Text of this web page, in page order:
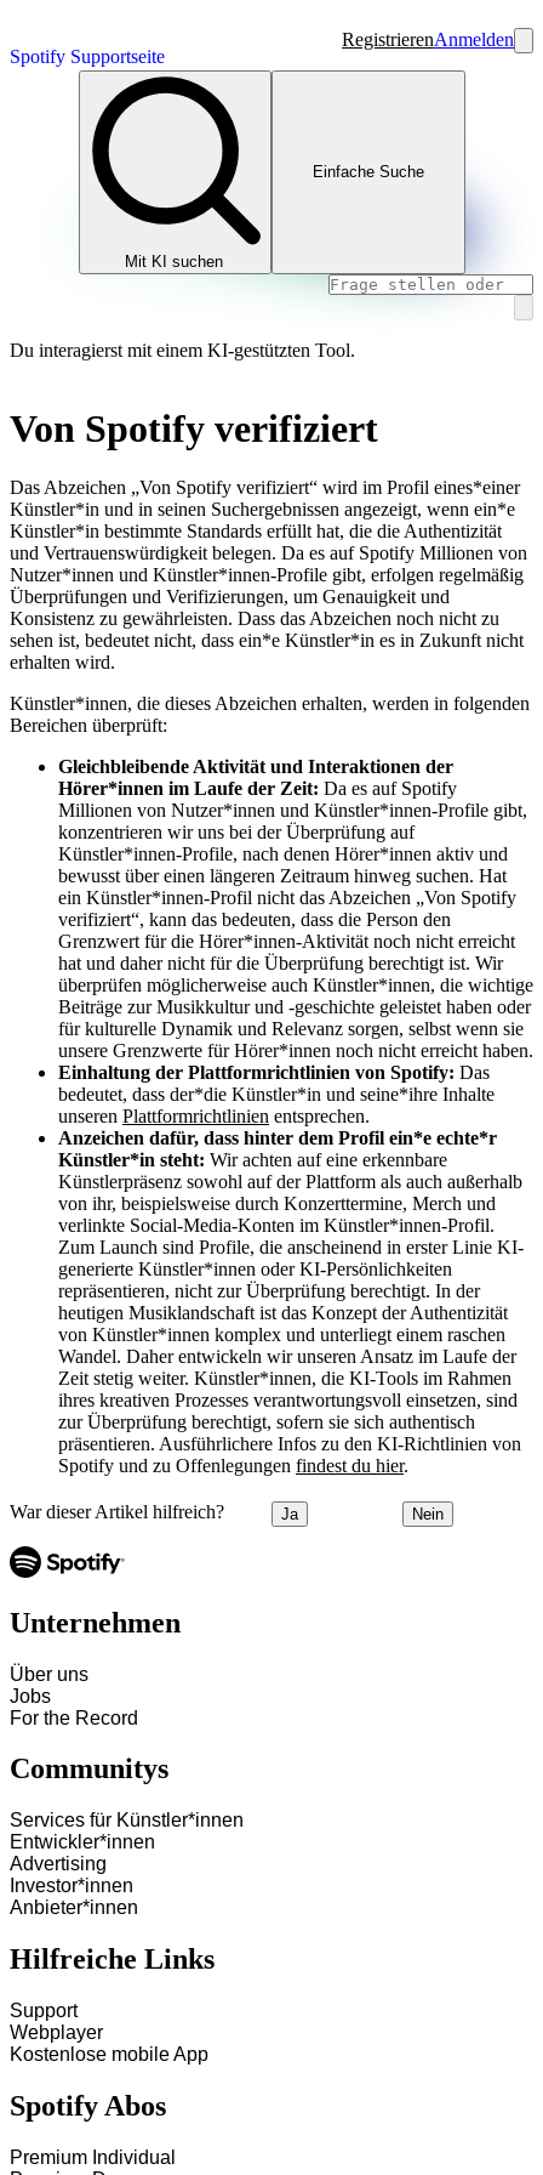
Spotify Supportseite
RegistrierenAnmelden
Mit KI suchen
Einfache Suche
Du interagierst mit einem KI-gestützten Tool.
Von Spotify verifiziert
Das Abzeichen „Von Spotify verifiziert“ wird im Profil eines*einer
Künstler*in und in seinen Suchergebnissen angezeigt, wenn ein*e
Künstler*in bestimmte Standards erfüllt hat, die die Authentizität
und Vertrauenswürdigkeit belegen. Da es auf Spotify Millionen von
Nutzer*innen und Künstler*innen-Profile gibt, erfolgen regelmäßig
Überprüfungen und Verifizierungen, um Genauigkeit und
Konsistenz zu gewährleisten. Dass das Abzeichen noch nicht zu
sehen ist, bedeutet nicht, dass ein*e Künstler*in es in Zukunft nicht
erhalten wird.
Künstler*innen, die dieses Abzeichen erhalten, werden in folgenden
Bereichen überprüft:
Gleichbleibende Aktivität und Interaktionen der
Hörer*innen im Laufe der Zeit: Da es auf Spotify
Millionen von Nutzer*innen und Künstler*innen-Profile gibt,
konzentrieren wir uns bei der Überprüfung auf
Künstler*innen-Profile, nach denen Hörer*innen aktiv und
bewusst über einen längeren Zeitraum hinweg suchen. Hat
ein Künstler*innen-Profil nicht das Abzeichen „Von Spotify
verifiziert“, kann das bedeuten, dass die Person den
Grenzwert für die Hörer*innen-Aktivität noch nicht erreicht
hat und daher nicht für die Überprüfung berechtigt ist. Wir
überprüfen möglicherweise auch Künstler*innen, die wichtige
Beiträge zur Musikkultur und -geschichte geleistet haben oder
für kulturelle Dynamik und Relevanz sorgen, selbst wenn sie
unsere Grenzwerte für Hörer*innen noch nicht erreicht haben.
Einhaltung der Plattformrichtlinien von Spotify: Das
bedeutet, dass der*die Künstler*in und seine*ihre Inhalte
unseren Plattformrichtlinien entsprechen.
Anzeichen dafür, dass hinter dem Profil ein*e echte*r
Künstler*in steht: Wir achten auf eine erkennbare
Künstlerpräsenz sowohl auf der Plattform als auch außerhalb
von ihr, beispielsweise durch Konzerttermine, Merch und
verlinkte Social-Media-Konten im Künstler*innen-Profil.
Zum Launch sind Profile, die anscheinend in erster Linie KI-
generierte Künstler*innen oder KI-Persönlichkeiten
repräsentieren, nicht zur Überprüfung berechtigt. In der
heutigen Musiklandschaft ist das Konzept der Authentizität
von Künstler*innen komplex und unterliegt einem raschen
Wandel. Daher entwickeln wir unseren Ansatz im Laufe der
Zeit stetig weiter. Künstler*innen, die KI-Tools im Rahmen
ihres kreativen Prozesses verantwortungsvoll einsetzen, sind
zur Überprüfung berechtigt, sofern sie sich authentisch
präsentieren. Ausführlichere Infos zu den KI-Richtlinien von
Spotify und zu Offenlegungen findest du hier.
War dieser Artikel hilfreich? Ja Nein
Unternehmen
Über uns
Jobs
For the Record
Communitys
Services für Künstler*innen
Entwickler*innen
Advertising
Investor*innen
Anbieter*innen
Hilfreiche Links
Support
Webplayer
Kostenlose mobile App
Spotify Abos
Premium Individual